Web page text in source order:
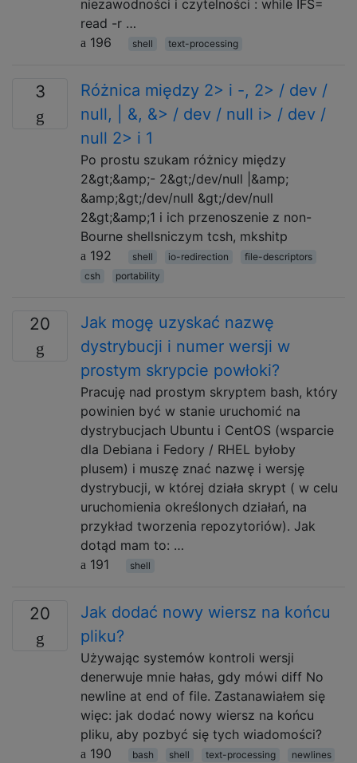
niezawodności i czytelności : while IFS=
read -r …
196
shell text-processing
3
Różnica między 2> i -, 2> / dev /
null, | &, &> / dev / null i> / dev /
null 2> i 1
Po prostu szukam różnicy między
2&gt;&amp;- 2&gt;/dev/null |&amp;
&amp;&gt;/dev/null &gt;/dev/null
2&gt;&amp;1 i ich przenoszenie z non-
Bourne shellsniczym tcsh, mkshitp
192
shell io-redirection
file-descriptors
csh
portability
20
Jak mogę uzyskać nazwę
dystrybucji i numer wersji w
prostym skrypcie powłoki?
Pracuję nad prostym skryptem bash, który
powinien być w stanie uruchomić na
dystrybucjach Ubuntu i CentOS (wsparcie
dla Debiana i Fedory / RHEL byłoby
plusem) i muszę znać nazwę i wersję
dystrybucji, w której działa skrypt ( w celu
uruchomienia określonych działań, na
przykład tworzenia repozytoriów). Jak
dotąd mam to: …
191
shell
20
Jak dodać nowy wiersz na końcu
pliku?
Używając systemów kontroli wersji
denerwuje mnie hałas, gdy mówi diff No
newline at end of file. Zastanawiałem się
więc: jak dodać nowy wiersz na końcu
pliku, aby pozbyć się tych wiadomości?
190
bash shell text-processing newlines